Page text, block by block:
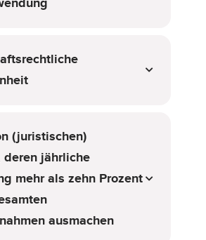
(juristischen)
deren jährliche
mehr als zehn Prozent
ausmachen